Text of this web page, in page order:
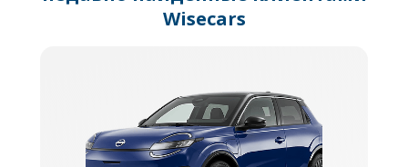
Wisecars